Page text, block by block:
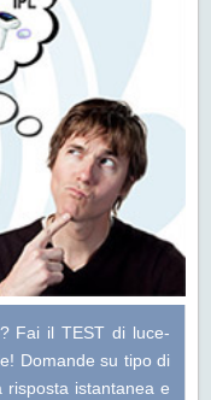
Fai ilTEST di luce-
Domande su tipo di
istantanea e